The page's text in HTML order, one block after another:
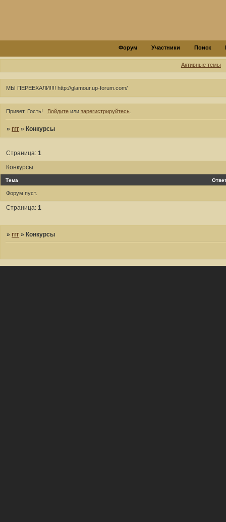
Форум Участники Поиск
Активные темы
МЫ ПЕРЕЕХАЛИ!!!! http://glamour.up-forum.com/
Привет, Гость! Войдитеили зарегистрируйтесь.
» ггг »Конкурсы
Конкурсы
Страница:1
Тема
Форум пуст.
Страница:1
» ггг »Конкурсы